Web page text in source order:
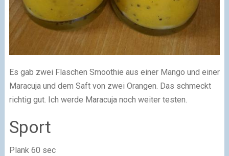
Es gab zwei Flaschen Smoothie aus einer Mango und einer
Maracuja und dem Saft von zwei Orangen. Das schmeckt
richtig gut. Ich werde Maracuja noch weiter testen.
Sport
Plank 60 sec